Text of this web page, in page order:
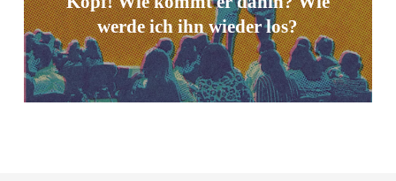
werde ich ihn wieder los?